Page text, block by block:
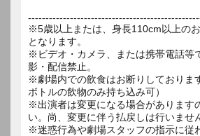
※5歳以上または、身長110cm以上の
となります。
※ビデオ・カメラ、または携帯電話等
影・配信禁止。
※劇場内での飲食はお断りしておりま
ボトルの飲物のみ持ち込み可）
※出演者は変更になる場合があります
い。尚、変更に伴う払戻しは行いませ
※迷惑行為や劇場スタッフの指示に従